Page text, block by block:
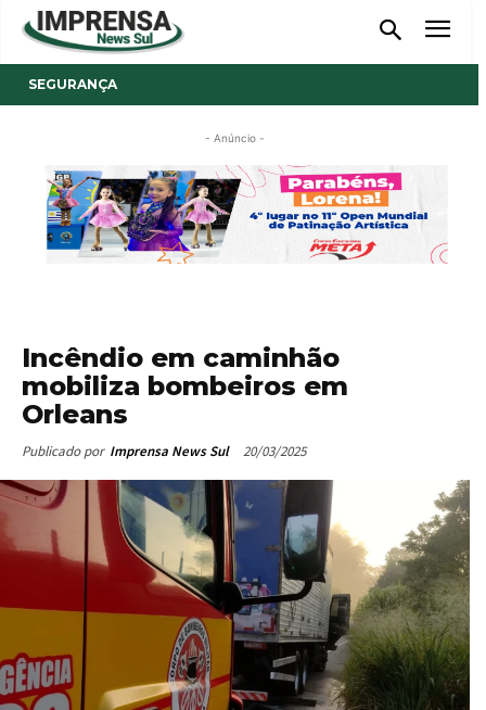
SEGURANÇA
- Anúncio -
Incêndio em caminhão
mobiliza bombeiros em
Orleans
Publicado por Imprensa News Sul 20/03/2025